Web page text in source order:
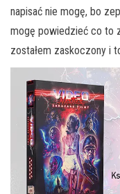
napisać nie mogę, bo
mogę powiedzieć co to
zostałem zaskoczony i